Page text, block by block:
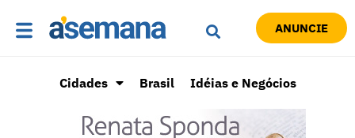
ANUNCIE
Cidades Brasil Idéias e Negócios